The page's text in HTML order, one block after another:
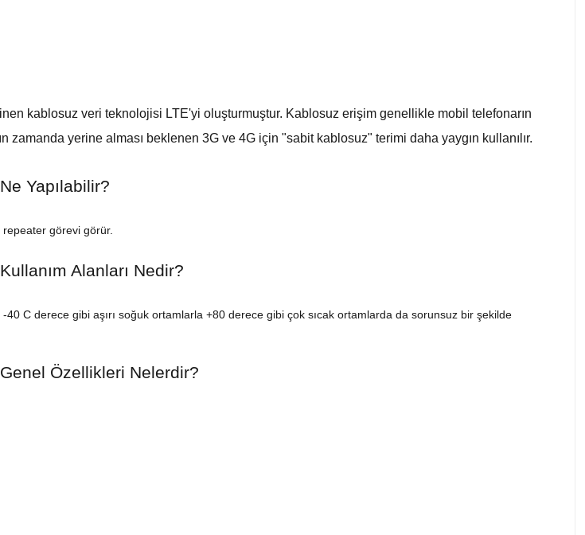
kablosuz veri teknolojisi LTE'yi oluşturmuştur. Kablosuz erişim genellikle mobil telefonarın
yerine alması beklenen 3G ve 4G için "sabit kablosuz" terimi daha yaygın kullanılır.
Ne Yapılabilir?
görevi görür.
Kullanım Alanları Nedir?
C derece gibi aşırı soğuk ortamlarla +80 derece gibi çok sıcak ortamlarda da sorunsuz bir şekilde
Genel Özellikleri Nelerdir?